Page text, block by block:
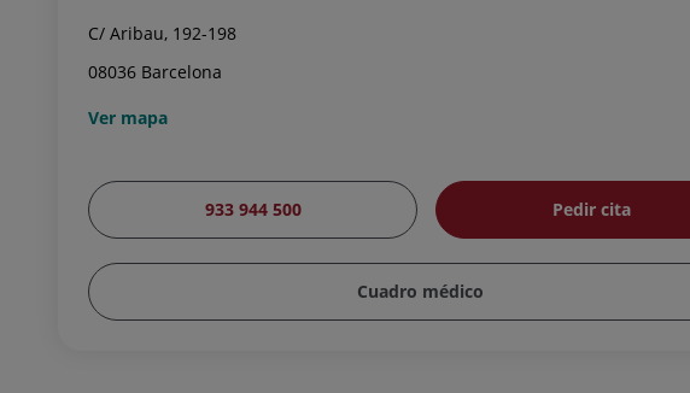
C/ Aribau, 192-198
08036 Barcelona
Ver mapa
933 944 500 Pedir cita
Cuadro médico